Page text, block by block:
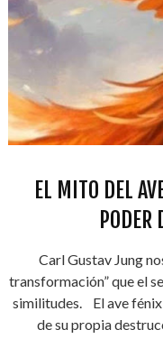
EL MITO DEL
Carl Gustav Jung
transformación” que el
similitudes. El ave fénix
de su propia